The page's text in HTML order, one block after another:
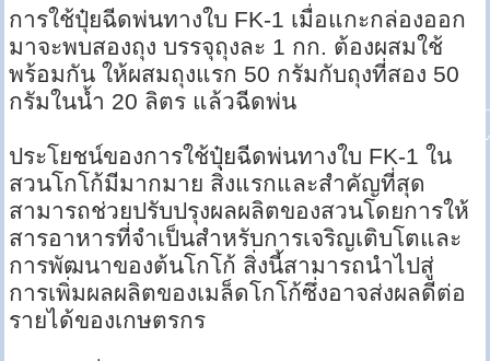
การใช้ปุ๋ยฉีดพ่นทางใบ FK-1 เมื่อแกะกล่องออก
มาจะพบสองถุง บรรจุถุงละ 1 กก. ต้องผสมใช้
พร้อมกัน ให้ผสมถุงแรก 50 กรัมกับถุงที่สอง 50
กรัมในน้ำ 20 ลิตร แล้วฉีดพ่น
ประโยชน์ของการใช้ปุ๋ยฉีดพ่นทางใบ FK-1 ใน
สวนโกโก้มีมากมาย สิ่งแรกและสำคัญที่สุด
สามารถช่วยปรับปรุงผลผลิตของสวนโดยการให้
สารอาหารที่จำเป็นสำหรับการเจริญเติบโตและ
การพัฒนาของต้นโกโก้ สิ่งนี้สามารถนำไปสู่
การเพิ่มผลผลิตของเมล็ดโกโก้ซึ่งอาจส่งผลดีต่อ
รายได้ของเกษตรกร